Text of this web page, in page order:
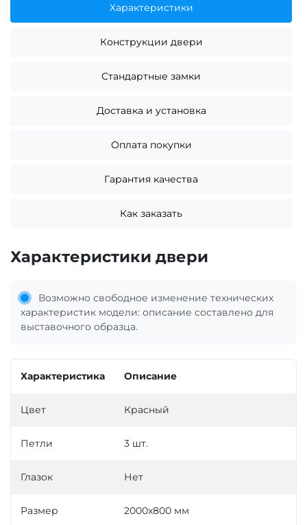
Характеристики
Конструкции двери
Стандартные замки
Доставка и установка
Оплата покупки
Гарантия качества
Как заказать
Характеристики двери
Возможно свободное изменение технических
характеристик модели: описание составлено для
выставочного образца.
Характеристика Описание
Цвет Красный
Петли 3 шт.
Глазок Нет
Размер 2000х800 мм